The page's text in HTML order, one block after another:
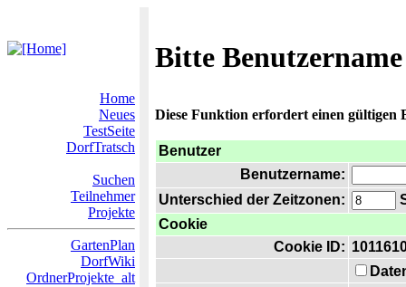
Bitte
Home
Neues
TestSeite
DorfTratsch
Suchen
Teilnehmer
Projekte
GartenPlan
DorfWiki
OrdnerProjekte_alt
Diese Funktion erfordert einen gültigen
Benutzer
Benutzername:
Unterschied der Zeitzonen:
Cookie
Cookie ID: